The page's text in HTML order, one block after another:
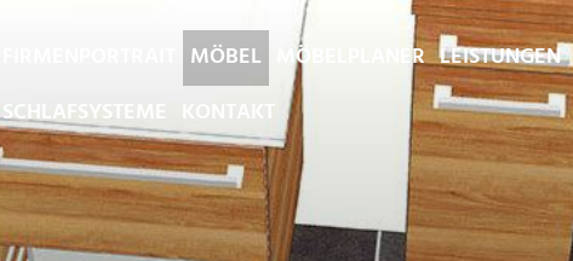
MÖBEL MÖBELPLANER LEISTUNGEN
SCHLAFSYSTEME KONTAKT